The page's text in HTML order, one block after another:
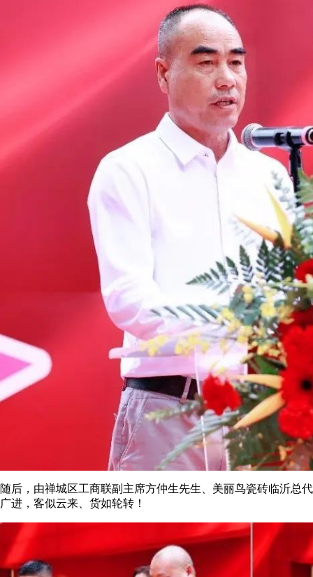
随后，由禅城区工商联副主席方仲生先生、美丽鸟瓷砖临沂总
广进，客似云来、货如轮转！